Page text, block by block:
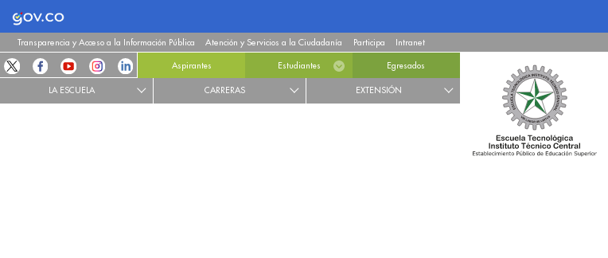
Logo Gobierno de Colombia
Transparencia y Acceso a la Información Pública Atención y Servicios a la Ciudadanía Participa Intranet
Aspirantes Estudiantes Egresados
LA ESCUELA CARRERAS EXTENSIÓN